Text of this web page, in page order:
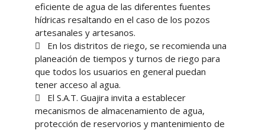
eficiente de agua de las diferentes fuentes
hídricas resaltando en el caso de los pozos
artesanales y artesanos.
 En los distritos de riego, se recomienda una
planeación de tiempos y turnos de riego para
que todos los usuarios en general puedan
tener acceso al agua.
 El S.A.T. Guajira invita a establecer
mecanismos de almacenamiento de agua,
protección de reservorios y mantenimiento de